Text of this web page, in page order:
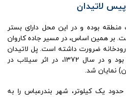
لاتیدان
منطقه بوده و در این محل دارای بستر
بر همین اساس، در مسیر جاده کاروان
ضرورت داشته است. پل لاتیدان
سال ها در زیر خاک مدفون بود و در سال 1372، در اثر سیلاب در
نمایان شد.
یک کیلوتر، شهر بندرعباس را به